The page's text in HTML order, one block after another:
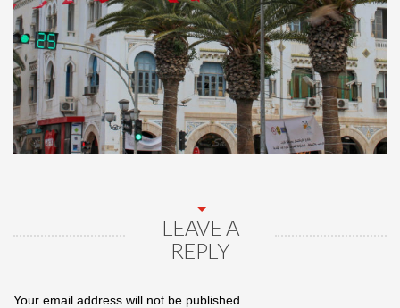
LEAVE A
REPLY
Your email address will not be published.